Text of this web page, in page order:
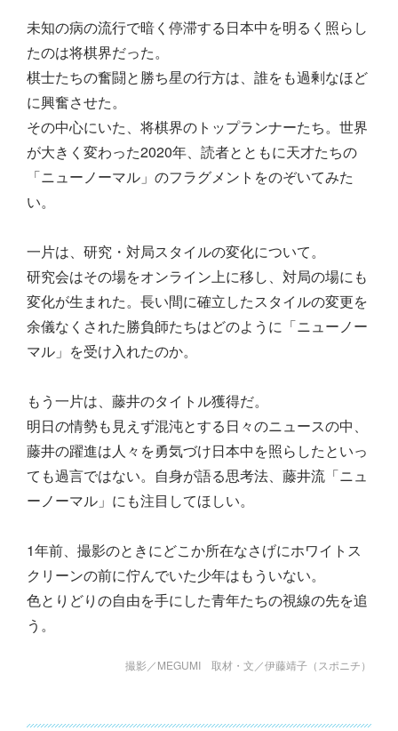
未知の病の流行で暗く停滞する日本中を明るく照らし
たのは将棋界だった。
棋士たちの奮闘と勝ち星の行方は、誰をも過剰なほど
に興奮させた。
その中心にいた、将棋界のトップランナーたち。世界
が大きく変わった2020年、読者とともに天才たちの
「ニューノーマル」のフラグメントをのぞいてみた
い。
一片は、研究・対局スタイルの変化について。
研究会はその場をオンライン上に移し、対局の場にも
変化が生まれた。長い間に確立したスタイルの変更を
余儀なくされた勝負師たちはどのように「ニューノー
マル」を受け入れたのか。
もう一片は、藤井のタイトル獲得だ。
明日の情勢も見えず混沌とする日々のニュースの中、
藤井の躍進は人々を勇気づけ日本中を照らしたといっ
ても過言ではない。自身が語る思考法、藤井流「ニュ
ーノーマル」にも注目してほしい。
1年前、撮影のときにどこか所在なさげにホワイトス
クリーンの前に佇んでいた少年はもういない。
色とりどりの自由を手にした青年たちの視線の先を追
う。
撮影／MEGUMI 取材・文／伊藤靖子（スポニチ）